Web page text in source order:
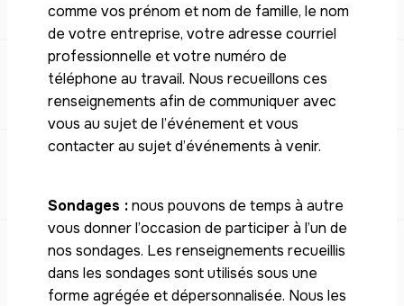
comme vos prénom et nom de famille, le nom
de votre entreprise, votre adresse courriel
professionnelle et votre numéro de
téléphone au travail. Nous recueillons ces
renseignements afin de communiquer avec
vous au sujet de l’événement et vous
contacter au sujet d’événements à venir.
Sondages :nous pouvons de temps à autre
vous donner l’occasion de participer à l’un de
nos sondages. Les renseignements recueillis
dans les sondages sont utilisés sous une
forme agrégée et dépersonnalisée. Nous les